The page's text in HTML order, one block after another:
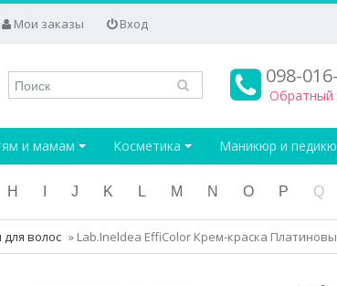
Мои заказы Вход
098-
Обратный
и мамам Косметика Маникюр и
H J K L M N O P Q
для волос » Lab.Ineldea EffiColor Крем-краска